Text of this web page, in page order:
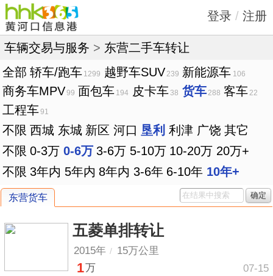
登录 / 注册
车辆交易与服务 > 东营二手车转让
全部 轿车/跑车 1299 越野车SUV 239 新能源车 106
商务车MPV99 面包车 194 皮卡车38 货车 288 客车 22
工程车91
不限 西城 东城 新区 河口 垦利 利津 广饶 其它
不限 0-3万 0-6万 3-6万 5-10万 10-20万 20万+
不限 3年内 5年内 8年内 3-6年 6-10年 10年+
东营货车 确定
五菱单排转让
2015年 / 15万公里
1万 07-15